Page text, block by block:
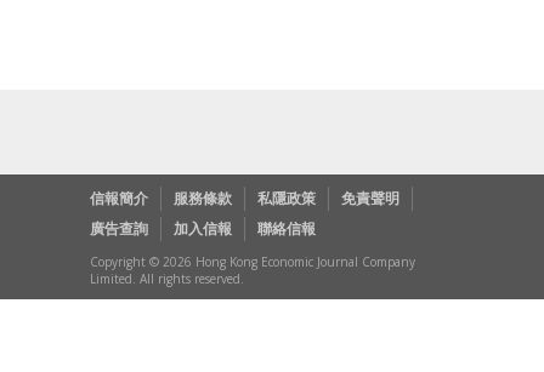
信報簡介 服務條款 私隱政策
免責聲明
廣告查詢
加入信報 聯絡信報
Copyright © 2026 Hong Kong Economic Journal Company
Limited. All rights reserved.